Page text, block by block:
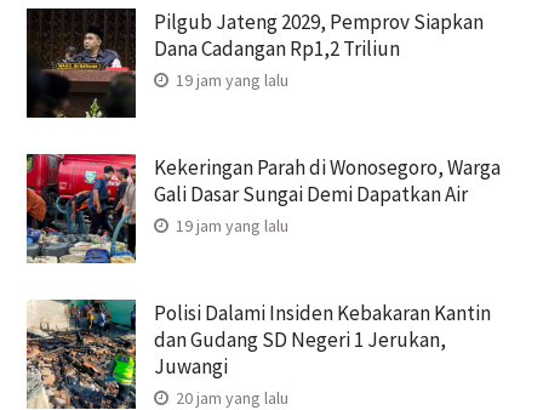
Pilgub Jateng 2029, Pemprov Siapkan
Dana Cadangan Rp1,2 Triliun
19 jam yang lalu
Kekeringan Parah di Wonosegoro, Warga
Gali Dasar Sungai Demi Dapatkan Air
19 jam yang lalu
Polisi Dalami Insiden Kebakaran Kantin
dan Gudang SD Negeri 1 Jerukan,
Juwangi
20 jam yang lalu